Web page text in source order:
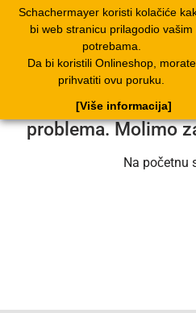
Schachermayer koristi kolačiće
bi web stranicu prilagodio vašim
potrebama.
Da bi koristili Onlineshop, morate
prihvatiti ovu poruku.
[Više informacija]
Nažalost, došlo je
servisni tim radi
problema. Molimo
Na početnu